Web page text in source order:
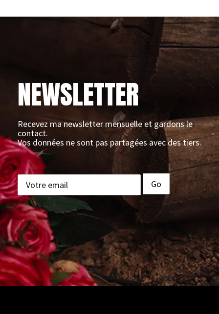
NEWSLETTER
Recevez ma newsletter mensuelle et gardons le
contact.
Vos données ne sont pas partagées avec des tiers.